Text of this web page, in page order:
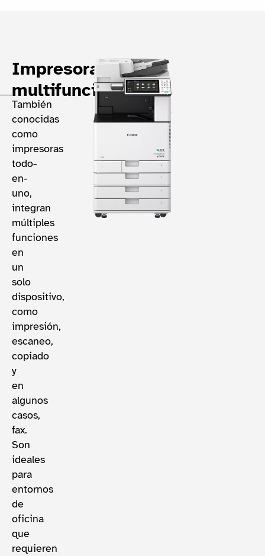
Impresoras
multifunción
También
conocidas
como
impresoras
todo-
en-
uno,
integran
múltiples
funciones
en
un
solo
dispositivo,
como
impresión,
escaneo,
copiado
y
en
algunos
casos,
fax.
Son
ideales
para
entornos
de
oficina
que
requieren